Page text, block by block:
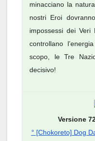
minacciano la
nostri Eroi
impossessi dei
controllano
scopo, le Tre
decisivo!
Versione
° [Chokoreto] Dog